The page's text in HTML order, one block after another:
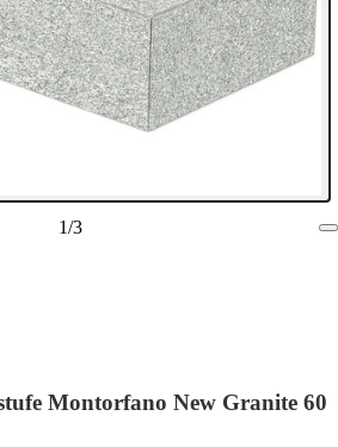
1/3
Montorfano New Granite 60